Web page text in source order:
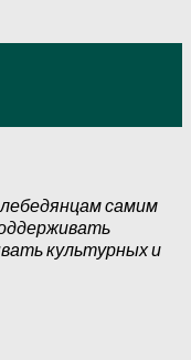
самим
культурных и